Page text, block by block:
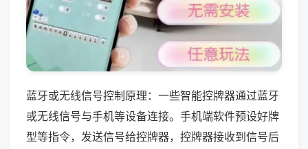
蓝牙或无线信号控制原理：一些智能控牌器通过蓝牙
或无线信号与手机等设备连接。手机端软件预设好牌
型等指令，发送信号给控牌器，控牌器接收到信号后